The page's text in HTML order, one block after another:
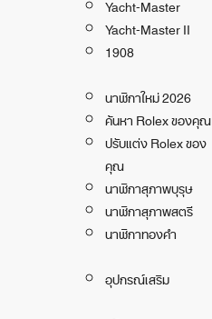
Yacht-Master II
1908
นาฬิกาใหม่ 2026
ค้นหา Rolex ของคุณ
ปรับแต่ง Rolex ของ
คุณ
นาฬิกาสุภาพบุรุษ
นาฬิกาสุภาพสตรี
นาฬิกาทองคำ
อุปกรณ์เสริม